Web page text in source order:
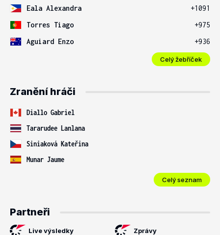
Eala Alexandra
+1091
Torres Tiago
+975
Aguiard Enzo
+936
Celý žebříček
Zranění hráči
Diallo Gabriel
Tararudee Lanlana
Siniaková Kateřina
Munar Jaume
Celý seznam
Partneři
Live výsledky Zprávy